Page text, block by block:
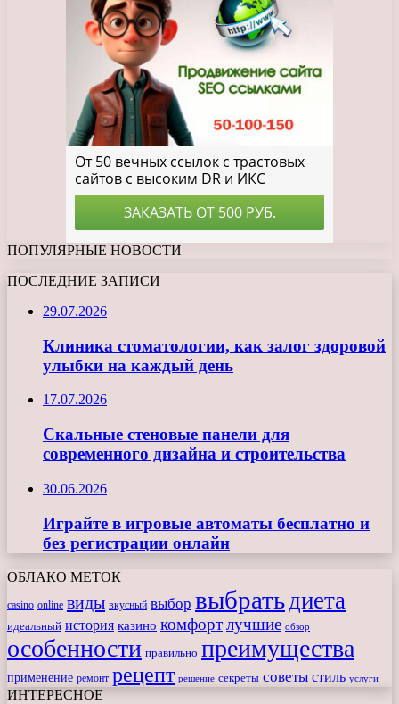
ПОПУЛЯРНЫЕ НОВОСТИ
ПОСЛЕДНИЕ ЗАПИСИ
29.07.2026
Клиника стоматологии, как залог здоровой
улыбки на каждый день
17.07.2026
Скальные стеновые панели для
современного дизайна и строительства
30.06.2026
Играйте в игровые автоматы бесплатно и
без регистрации онлайн
ОБЛАКО МЕТОК
casino online виды вкусный выбор выбратьдиета
идеальный история казино комфортлучшие обзор
особенности правильно преимущества
применение ремонт рецепт решение секреты советы стиль услуги
ИНТЕРЕСНОЕ